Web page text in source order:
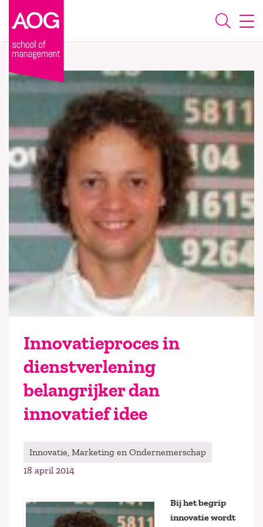
Innovatieproces in
dienstverlening
belangrijker dan
innovatief idee
Innovatie, Marketing en Ondernemerschap
18 april 2014
Bij het begrip
innovatie wordt